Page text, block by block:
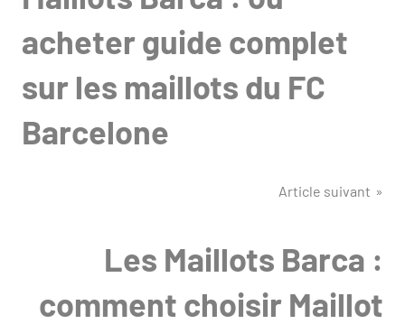
acheter guide complet
sur les maillots du FC
Barcelone
Article suivant
Les Maillots Barca :
comment choisir Maillot